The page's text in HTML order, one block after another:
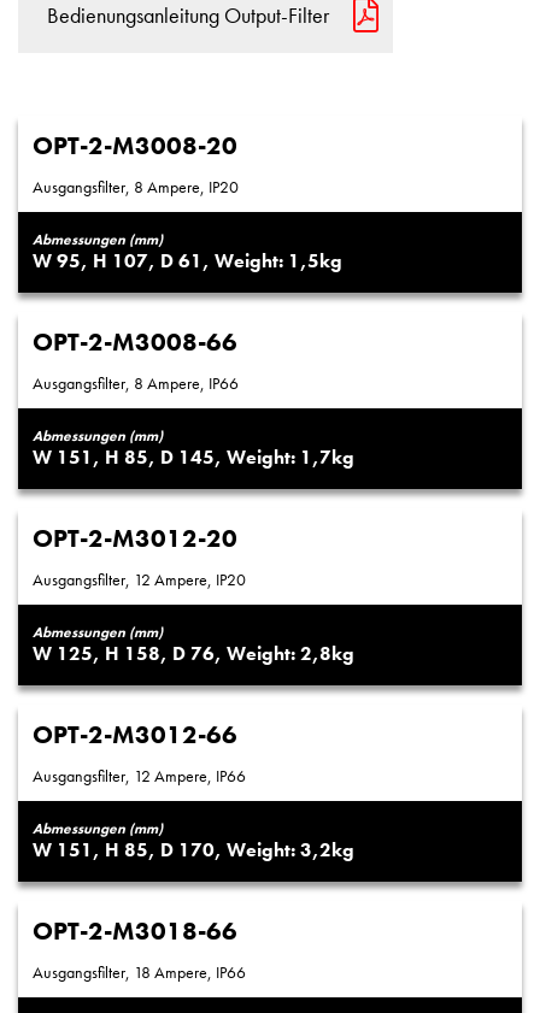
Bedienungsanleitung Output-Filter
OPT-2-M3008-20
Ausgangsfilter, 8 Ampere, IP20
Abmessungen (mm)
95 107 61 1,5
OPT-2-M3008-66
Ausgangsfilter, 8 Ampere, IP66
Abmessungen (mm)
151 85 145 1,7
OPT-2-M3012-20
Ausgangsfilter, 12 Ampere, IP20
Abmessungen (mm)
125 158 76 2,8
OPT-2-M3012-66
Ausgangsfilter, 12 Ampere, IP66
Abmessungen (mm)
151 85 170 3,2
OPT-2-M3018-66
Ausgangsfilter, 18 Ampere, IP66